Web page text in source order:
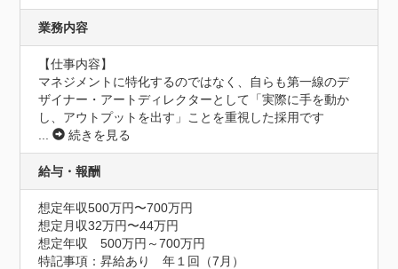
業務内容
【仕事内容】
マネジメントに特化するのではなく、自らも第一線のデ
ザイナー・アートディレクターとして「実際に手を動か
し、アウトプットを出す」ことを重視した採用です
...
続きを見る
給与・報酬
想定年収500万円〜700万円
想定月収32万円〜44万円
想定年収　500万円～700万円
特記事項：昇給あり　年１回（7月）